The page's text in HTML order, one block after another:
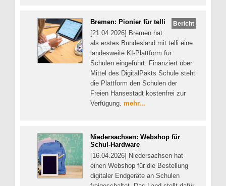
Bericht
Bremen: Pionier für telli
[21.04.2026] Bremen hat
als erstes Bundesland mit telli eine
landesweite KI-Plattform für
Schulen eingeführt. Finanziert über
Mittel des DigitalPakts Schule steht
die Plattform den Schulen der
Freien Hansestadt kostenfrei zur
Verfügung. mehr...
Niedersachsen: Webshop für
Schul-Hardware
[16.04.2026] Niedersachsen hat
einen Webshop für die Bestellung
digitaler Endgeräte an Schulen